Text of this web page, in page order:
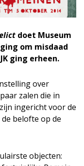
doet Museum
om misdaad
ging erheen.
over
zalen die in
ingericht voor de
belofte op de
objecten: